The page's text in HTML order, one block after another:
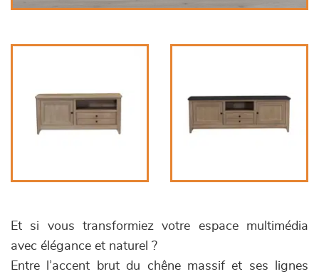
Et si vous transformiez votre espace multimédia
avec élégance et naturel ?
Entre l’accent brut du chêne massif et ses lignes